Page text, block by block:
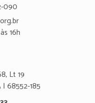
090
16h
Lt 19
68552-185